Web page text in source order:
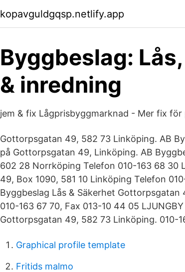
kopavguldgqsp.netlify.app
Byggbeslag:
& inredning
jem & fix Lågprisbyggmarknad - Mer fix för
Gottorpsgatan 49, 582 73 Linköping. AB
på Gottorpsgatan 49, Linköping. AB
602 28 Norrköping Telefon 010-163 68 30
49, Box 1090, 581 10 Linköping Telefon
Byggbeslag Lås & Säkerhet Gottorpsgatan
010-163 67 70, Fax 013-10 44 05
Gottorpsgatan 49, 582 73 Linköping. 010-
Graphical profile template
Fritids malmo